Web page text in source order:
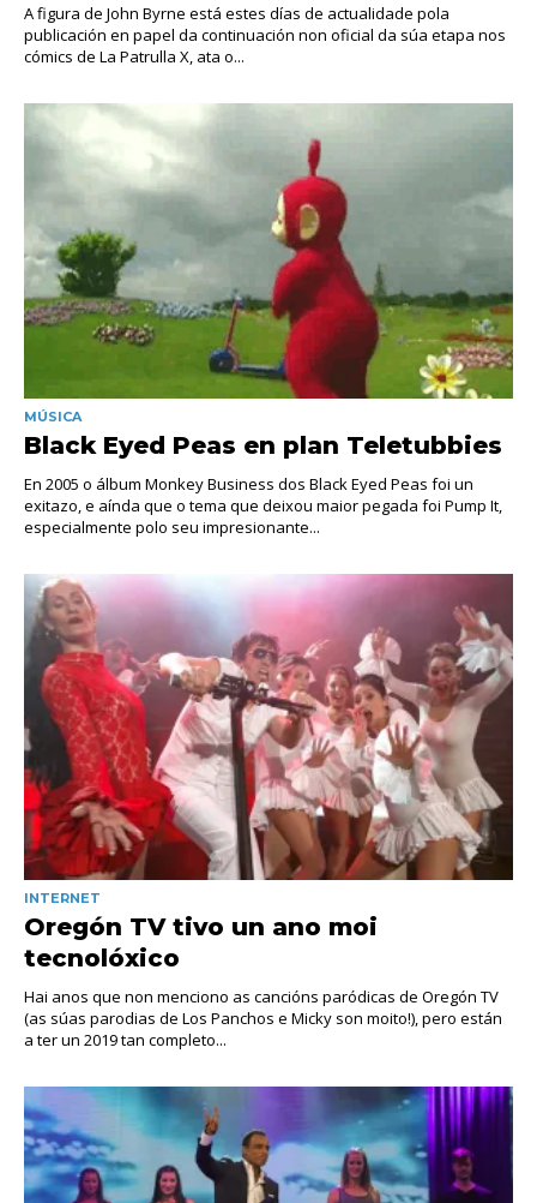
A figura de John Byrne está estes días de actualidade pola
publicación en papel da continuación non oficial da súa etapa nos
cómics de La Patrulla X, ata o...
MÚSICA
Black Eyed Peas en plan Teletubbies
En 2005 o álbum Monkey Business dos Black Eyed Peas foi un
exitazo, e aínda que o tema que deixou maior pegada foi Pump It,
especialmente polo seu impresionante...
INTERNET
Oregón TV tivo un ano moi
tecnolóxico
Hai anos que non menciono as cancións paródicas de Oregón TV
(as súas parodias de Los Panchos e Micky son moito!), pero están
a ter un 2019 tan completo...